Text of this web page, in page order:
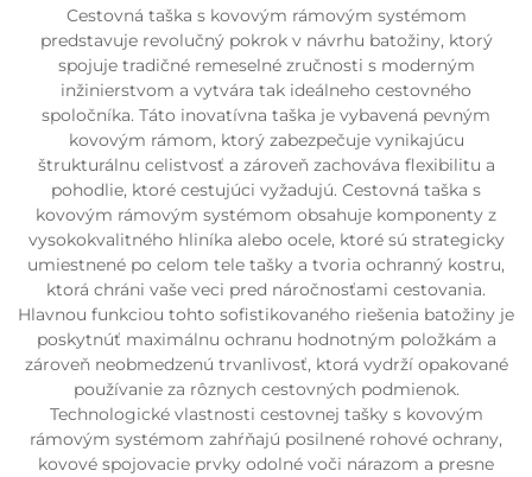
Cestovná taška s kovovým rámovým systémom
predstavuje revolučný pokrok v návrhu batožiny, ktorý
spojuje tradičné remeselné zručnosti s moderným
inžinierstvom a vytvára tak ideálneho cestovného
spoločníka. Táto inovatívna taška je vybavená pevným
kovovým rámom, ktorý zabezpečuje vynikajúcu
štrukturálnu celistvosť a zároveň zachováva flexibilitu a
pohodlie, ktoré cestujúci vyžadujú. Cestovná taška s
kovovým rámovým systémom obsahuje komponenty z
vysokokvalitného hliníka alebo ocele, ktoré sú strategicky
umiestnené po celom tele tašky a tvoria ochranný kostru,
ktorá chráni vaše veci pred náročnosťami cestovania.
Hlavnou funkciou tohto sofistikovaného riešenia batožiny je
poskytnúť maximálnu ochranu hodnotným položkám a
zároveň neobmedzenú trvanlivosť, ktorá vydrží opakované
používanie za rôznych cestovných podmienok.
Technologické vlastnosti cestovnej tašky s kovovým
rámovým systémom zahŕňajú posilnené rohové ochrany,
kovové spojovacie prvky odolné voči nárazom a presne